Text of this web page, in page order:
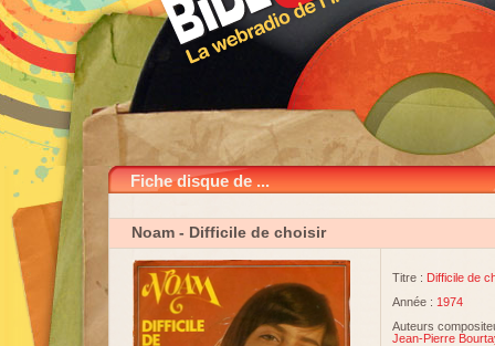
Fiche disque de ...
Noam - Difficile de choisir
Titre : Difficile de
Année : 1974
Auteurs
Jean-Pierre